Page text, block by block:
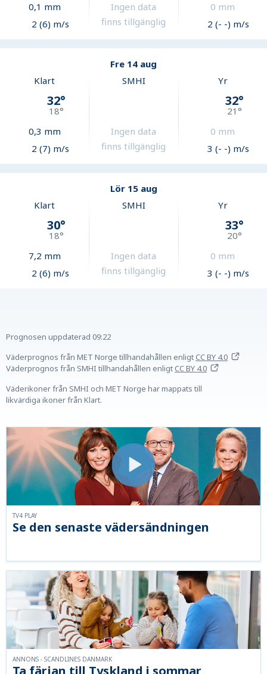
0,1 mm
2 (6) m/s
Ingen data
finns tillgänglig
0 mm
2 (- -) m/s
Fre 14 aug
Klart
32°
18°
0,3 mm
2 (7) m/s
SMHI
Ingen data
finns tillgänglig
Yr
32°
21°
0 mm
3 (- -) m/s
Lör 15 aug
Klart
30°
18°
7,2 mm
2 (6) m/s
SMHI
Ingen data
finns tillgänglig
Yr
33°
20°
0 mm
3 (- -) m/s
Prognosen uppdaterad 09:22
Väderprognos från MET Norge tillhandahållen enligtCC BY 4.0
Väderprognos från SMHI tillhandahållen enligtCC BY 4.0
Väderikoner från SMHI och MET Norge har mappats till
likvärdiga ikoner från Klart.
Se den senaste vädersändningen
TV4 PLAY
ANNONS - SCANDLINES DANMARK